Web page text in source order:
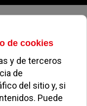
de hockey